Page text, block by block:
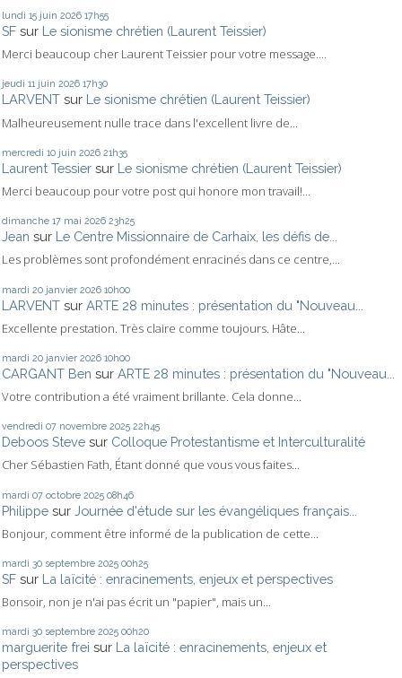
lundi 15 juin 2026 17h55
SF sur Le sionisme chrétien (Laurent Teissier)
Merci beaucoup cher Laurent Teissier pour votre message....
jeudi 11 juin 2026 17h30
LARVENT sur Le sionisme chrétien (Laurent Teissier)
Malheureusement nulle trace dans l'excellent livre de...
mercredi 10 juin 2026 21h35
Laurent Tessier sur Le sionisme chrétien (Laurent Teissier)
Merci beaucoup pour votre post qui honore mon travail!...
dimanche 17 mai 2026 23h25
Jean sur Le Centre Missionnaire de Carhaix, les défis de...
Les problèmes sont profondément enracinés dans ce centre,...
mardi 20 janvier 2026 10h00
LARVENT sur ARTE 28 minutes : présentation du "Nouveau...
Excellente prestation. Très claire comme toujours. Hâte...
mardi 20 janvier 2026 10h00
CARGANT Ben sur ARTE 28 minutes : présentation du "Nouveau...
Votre contribution a été vraiment brillante. Cela donne...
vendredi 07 novembre 2025 22h45
Deboos Steve sur Colloque Protestantisme et Interculturalité
Cher Sébastien Fath, Étant donné que vous vous faites...
mardi 07 octobre 2025 08h46
Philippe sur Journée d'étude sur les évangéliques français...
Bonjour, comment être informé de la publication de cette...
mardi 30 septembre 2025 00h25
SF sur La laïcité : enracinements, enjeux et perspectives
Bonsoir, non je n'ai pas écrit un "papier", mais un...
mardi 30 septembre 2025 00h20
marguerite frei sur La laïcité : enracinements, enjeux et
perspectives